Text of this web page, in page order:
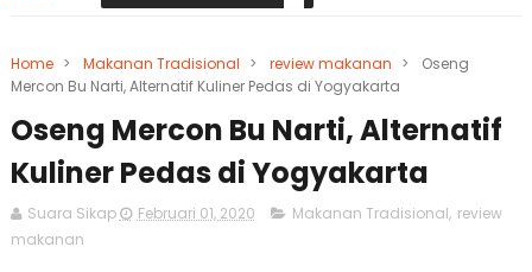
Home > Makanan Tradisional > review makanan >
Oseng
Mercon Bu Narti, Alternatif Kuliner Pedas di Yogyakarta
Oseng Mercon Bu Narti, Alternatif
Kuliner Pedas di Yogyakarta
Suara Sikap Februari 01, 2020 Makanan Tradisional, review
makanan